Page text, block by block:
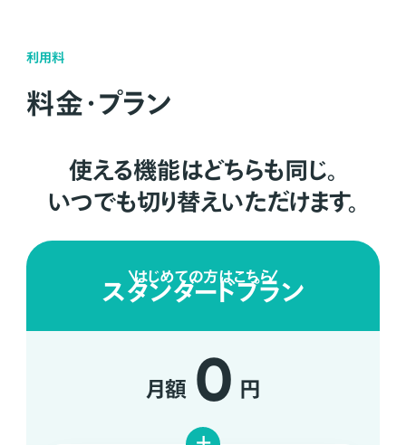
利用料
料金・プラン
使える機能はどちらも同じ。
いつでも切り替えいただけます。
はじめての方はこちら
スタンダードプラン
月額 0 円